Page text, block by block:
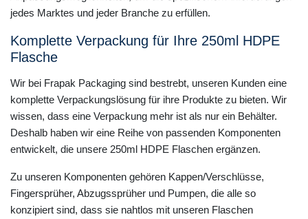
jedes Marktes und jeder Branche zu erfüllen.
Komplette Verpackung für Ihre 250ml HDPE
Flasche
Wir bei Frapak Packaging sind bestrebt, unseren Kunden eine
komplette Verpackungslösung für ihre Produkte zu bieten. Wir
wissen, dass eine Verpackung mehr ist als nur ein Behälter.
Deshalb haben wir eine Reihe von passenden Komponenten
entwickelt, die unsere 250ml HDPE Flaschen ergänzen.
Zu unseren Komponenten gehören Kappen/Verschlüsse,
Fingersprüher, Abzugssprüher und Pumpen, die alle so
konzipiert sind, dass sie nahtlos mit unseren Flaschen